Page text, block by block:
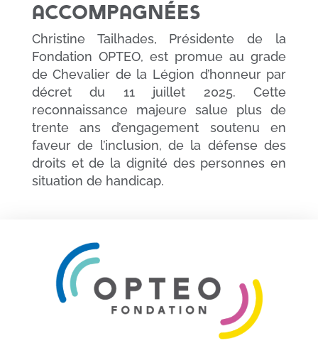
accompagnées
Christine Tailhades, Présidente de la
Fondation OPTEO, est promue au grade
de Chevalier de la Légion d’honneur par
décret du 11 juillet 2025. Cette
reconnaissance majeure salue plus de
trente ans d’engagement soutenu en
faveur de l’inclusion, de la défense des
droits et de la dignité des personnes en
situation de handicap.